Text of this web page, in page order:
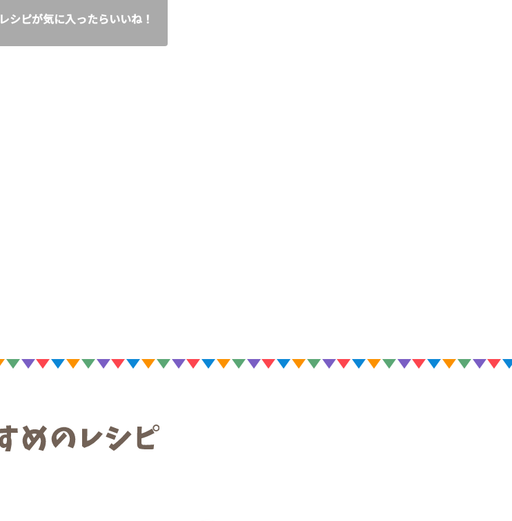
レシピが気に入ったらいいね！